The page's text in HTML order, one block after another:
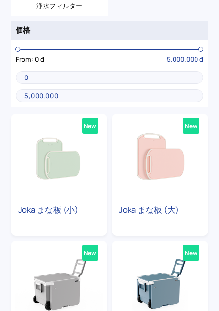
浄水フィルター
価格
From: 0 đ 5.000.000 đ
Joka まな板 (小)
New
Joka まな板 (大)
New
New New